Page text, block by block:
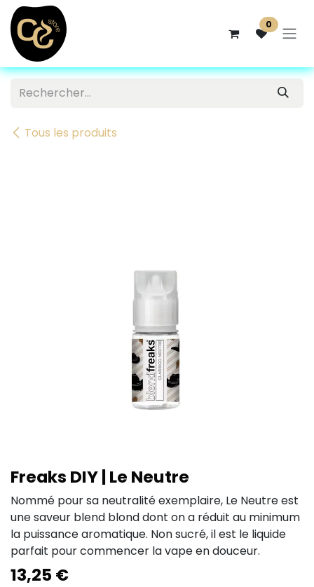
Se rendre au contenu
0
Tous les produits
Freaks DIY | Le Neutre
Nommé pour sa neutralité exemplaire, Le Neutre est
une saveur blend blond dont on a réduit au minimum
la puissance aromatique. Non sucré, il est le liquide
parfait pour commencer la vape en douceur.
13,25 €